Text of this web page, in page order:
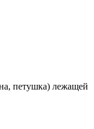
петушка) лежащей